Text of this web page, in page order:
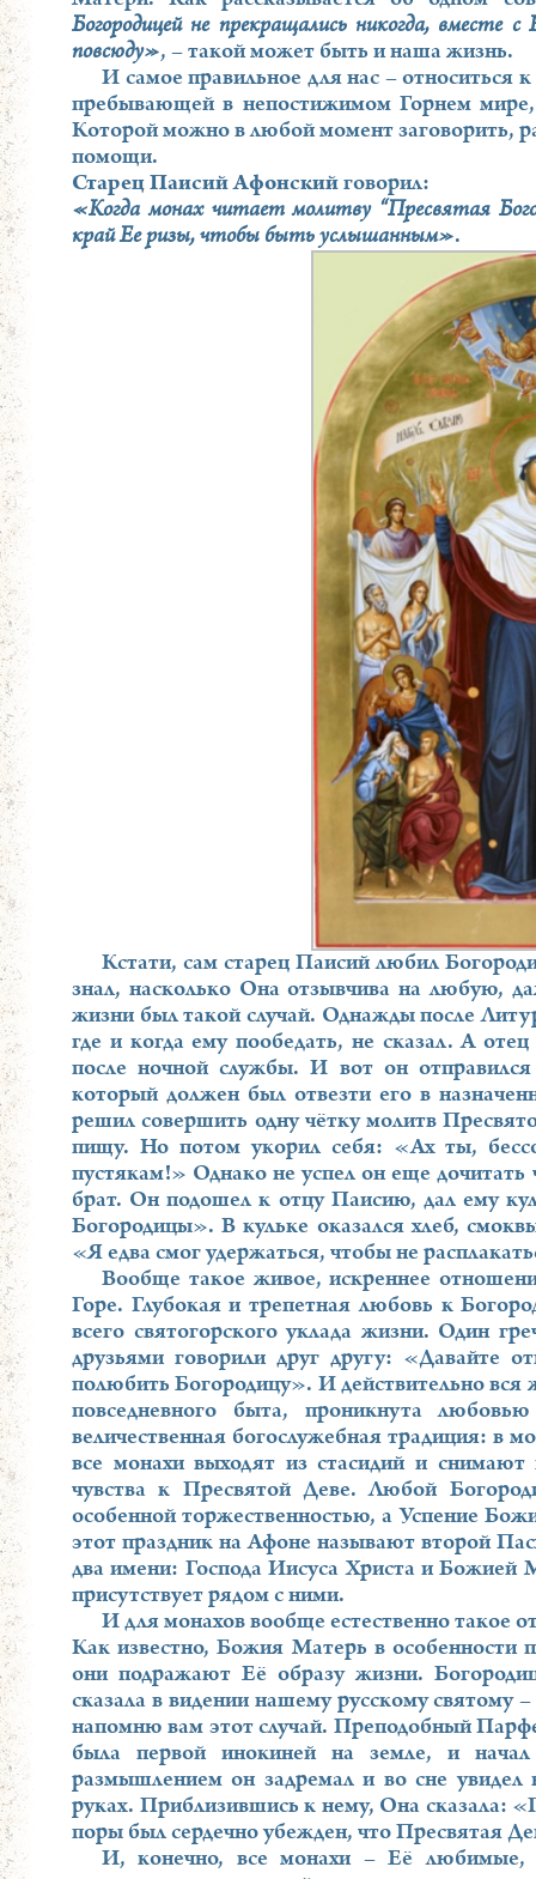
Богородицей не прекращались никогда, вместе
повсюду», – такой может быть и наша жизнь.
И самое правильное для нас – относиться
пребывающей в непостижимом Горнем
Которой можно в любой момент заговорить,
помощи.
Старец Паисий Афонский говорил:
«Когда монах читает молитву “Пресвятая
край Ее ризы, чтобы быть услышанным».
Кстати, сам старец Паисий любил
знал, насколько Она отзывчива на любую,
жизни был такой случай. Однажды после
где и когда ему пообедать, не сказал. А
после ночной службы. И вот он
который должен был отвезти его в
решил совершить одну чётку молитв
пищу. Но потом укорил себя: «Ах ты,
пустякам!» Однако не успел он еще
брат. Он подошел к отцу Паисию, дал ему
Богородицы». В кульке оказался хлеб,
«Я едва смог удержаться, чтобы не
Вообще такое живое, искреннее
Горе. Глубокая и трепетная любовь к
всего святогорского уклада жизни. Один
друзьями говорили друг другу: «Давайте
полюбить Богородицу». И действительно вся
повседневного быта, проникнута
величественная богослужебная традиция: в
все монахи выходят из стасидий и
чувства к Пресвятой Деве. Любой
особенной торжественностью, а Успение
этот праздник на Афоне называют второй
два имени: Господа Иисуса Христа и Божией
присутствует рядом с ними.
И для монахов вообще естественно такое
Как известно, Божия Матерь в особенности
они подражают Её образу жизни.
сказала в видении нашему русскому святому
напомню вам этот случай. Преподобный
была первой инокиней на земле, и
размышлением он задремал и во сне
руках. Приблизившись к нему, Она сказала:
поры был сердечно убежден, что Пресвятая
И, конечно, все монахи – Её любимые,